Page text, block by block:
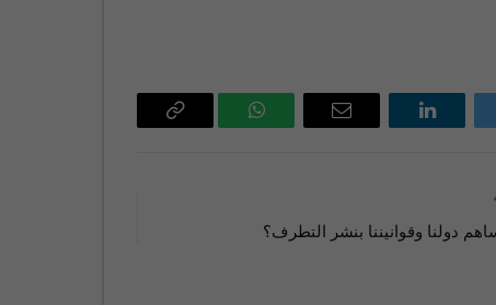
لينكدإن
البريد
واتساب
Copy
دولنا وقوانيننا بنشر التطرف؟